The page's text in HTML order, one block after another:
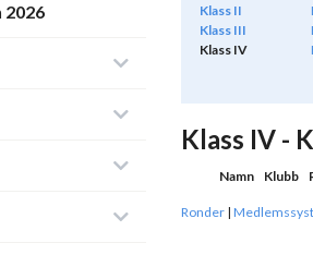
2026
Klass II
Klass III
Klass IV
Klass IV -
Namn Klubb
Ronder |